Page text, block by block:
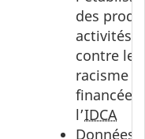
des
activités
contre le
racisme
financées
l’IDCA
Données